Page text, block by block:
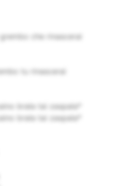
che rinascerai
tu rinascerai
brala tai zaspala*
brala tai zaspala*